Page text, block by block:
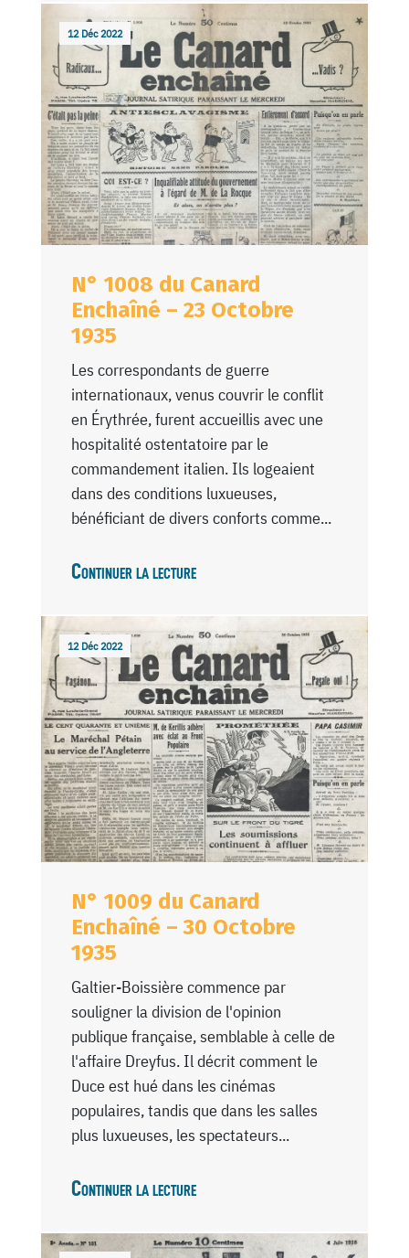
12 Déc 2022
N° 1008 du Canard
Enchaîné – 23 Octobre
1935
Les correspondants de guerre
internationaux, venus couvrir le conflit
en Érythrée, furent accueillis avec une
hospitalité ostentatoire par le
commandement italien. Ils logeaient
dans des conditions luxueuses,
bénéficiant de divers conforts comme...
Continuer la lecture
12 Déc 2022
N° 1009 du Canard
Enchaîné – 30 Octobre
1935
Galtier-Boissière commence par
souligner la division de l'opinion
publique française, semblable à celle de
l'affaire Dreyfus. Il décrit comment le
Duce est hué dans les cinémas
populaires, tandis que dans les salles
plus luxueuses, les spectateurs...
Continuer la lecture